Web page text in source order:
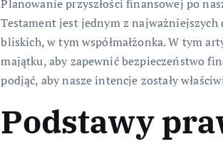
Planowanie przyszłości finansowej po
Testament jest jednym z
bliskich, w tym współmałżonka. W tym
majątku, aby zapewnić bezpieczeństwo
podjąć, aby nasze intencje zostały
Podstawy